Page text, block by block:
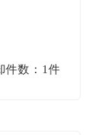
数：1件